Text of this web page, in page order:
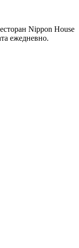
Nippon House
ежедневно.